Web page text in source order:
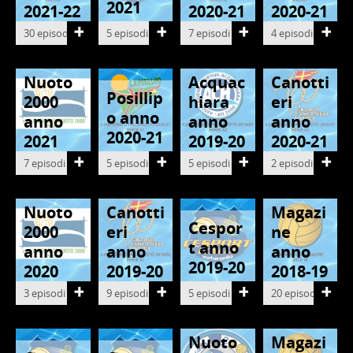
2021-22
30 episodi
2021
5 episodi
2020-21
7 episodi
2020-21
4 episodi
PALLANUOTO
Basilic
Nuoto
2000
anno
2021
7 episodi
PALLANUOTO
Posillip
o anno
2020-21
5 episodi
PALLANUOTO
Acquac
hiara
anno
2019-20
5 episodi
PALLANUOTO
Canotti
eri
anno
2020-21
2 episodi
PALLANUOTO
Basilic
Nuoto
2000
anno
2020
3 episodi
PALLANUOTO
Canotti
eri
anno
2019-20
9 episodi
PALLANUOTO
Cespor
t anno
2019-20
5 episodi
PALLANUOTO
Water
Magazi
ne
anno
2018-19
20 episodi
PALLANUOTO
Nuoto
PALLANUOTO
Water
Magazi